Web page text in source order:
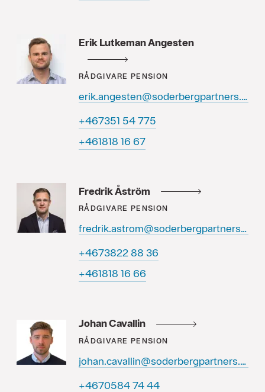
Erik Lutkeman Angesten
RÅDGIVARE PENSION
erik.angesten@soderbergpartners.se
577 45 153764+
76 61 818164+
Fredrik Åström
RÅDGIVARE PENSION
fredrik.astrom@soderbergpartners.se
63 88 2283764+
66 61 818164+
Johan Cavallin
RÅDGIVARE PENSION
johan.cavallin@soderbergpartners.se
44 47 4850764+